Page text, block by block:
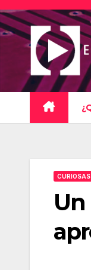
Saltar
al
contenido
CURIOSAS